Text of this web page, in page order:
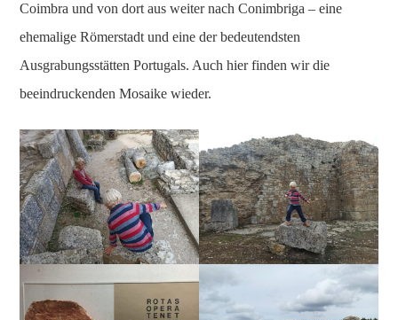
Coimbra und von dort aus weiter nach Conimbriga – eine
ehemalige Römerstadt und eine der bedeutendsten
Ausgrabungsstätten Portugals. Auch hier finden wir die
beeindruckenden Mosaike wieder.